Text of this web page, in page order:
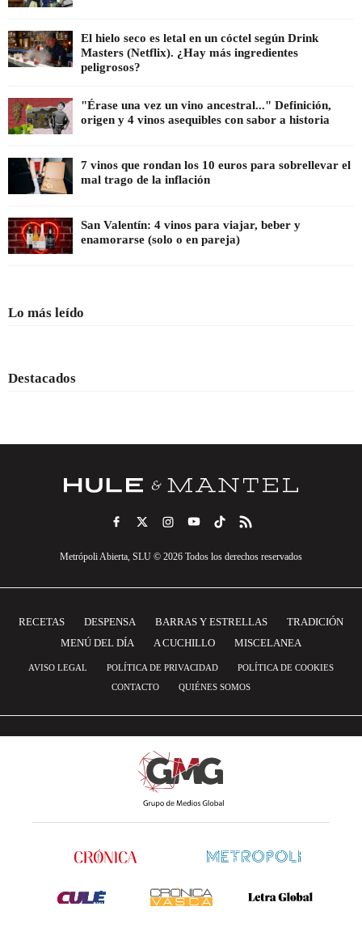
El hielo seco es letal en un cóctel según Drink
Masters (Netflix). ¿Hay más ingredientes
peligrosos?
"Érase una vez un vino ancestral..." Definición,
origen y 4 vinos asequibles con sabor a historia
7 vinos que rondan los 10 euros para sobrellevar el
mal trago de la inflación
San Valentín: 4 vinos para viajar, beber y
enamorarse (solo o en pareja)
Lo más leído
Destacados
Metrópoli Abierta, SLU © 2026 Todos los derechos reservados
RECETAS DESPENSA BARRAS Y ESTRELLAS
TRADICIÓN
MENÚ DEL DÍA
A CUCHILLO MISCELANEA
AVISO LEGAL POLÍTICA DE PRIVACIDAD
POLÍTICA DE COOKIES
CONTACTO
QUIÉNES SOMOS